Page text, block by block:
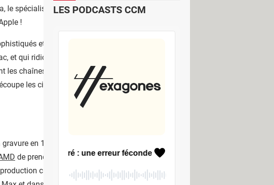
le spécialiste des circuits graphiques dont les
!
et performants que son fameux
et qui ridiculisent certains processeurs
chaînes de production de TMSC qui les
les circuits. Et chaque progrès technique
en 12 nm, TSMC a été le premier a atteindre
de prendre une place de choix sur le marché
capables de travailler en 5 nm, une
LES PODCASTS CCM